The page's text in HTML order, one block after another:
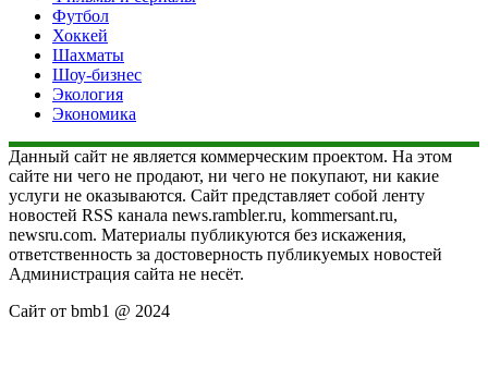
Футбол
Хоккей
Шахматы
Шоу-бизнес
Экология
Экономика
Данный сайт не является коммерческим проектом. На этом
сайте ни чего не продают, ни чего не покупают, ни какие
услуги не оказываются. Сайт представляет собой ленту
новостей RSS канала news.rambler.ru, kommersant.ru,
newsru.com. Материалы публикуются без искажения,
ответственность за достоверность публикуемых новостей
Администрация сайта не несёт.
Сайт от bmb1 @ 2024